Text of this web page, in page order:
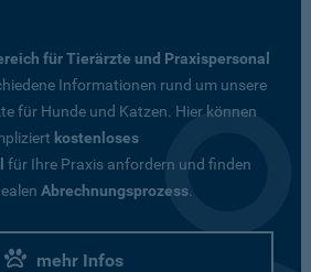
für Tierärzte und Praxispersonal
Informationen rund um unsere
für Hunde und Katzen. Hier können
kostenloses
für Ihre Praxis anfordern und finden
Abrechnungsprozess.
mehr Infos